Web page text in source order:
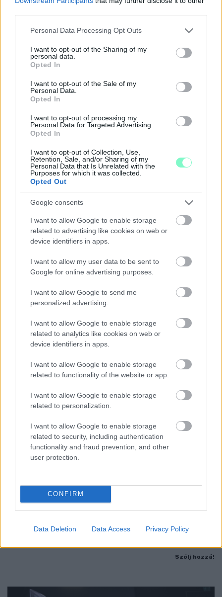
Please note that this website/app uses one or more Google
not limited to your visit or usage behaviour. You may click to
grant or deny consent to Google and its third-party tags to
use your data for below specified purposes in below Google
consent section.
Personal Data Processing Opt Outs
I want to opt-out of the Sharing of my
personal data.
Opted In
I want to opt-out of the Sale of my
Personal Data.
Opted In
I want to opt-out of processing my
Personal Data for Targeted Advertising.
Opted In
I want to opt-out of Collection, Use,
Retention, Sale, and/or Sharing of my
Personal Data that Is Unrelated with the
Purposes for which it was collected.
Opted Out
Google consents
I want to allow Google to enable storage
related to advertising like cookies on web or
device identifiers in apps.
I want to allow my user data to be sent to
Google for online advertising purposes.
I want to allow Google to send me
personalized advertising.
I want to allow Google to enable storage
related to analytics like cookies on web or
device identifiers in apps.
I want to allow Google to enable storage
related to functionality of the website or app.
I want to allow Google to enable storage
related to personalization.
I want to allow Google to enable storage
related to security, including authentication
functionality and fraud prevention, and other
user protection.
CONFIRM
Data Deletion Data Access Privacy Policy
Ahogy tavaszodik és a nap egyre tovább marad velünk, sokaknak
Szólj hozzá!
ÖRÖMHÍR: TÍZ ÉVE NEM VOLT ILYEN ALACSONY AZ
INFLÁCIÓ MAGYARORSZÁGON
Júliusban mindössze 1,2 százalékkal emelkedtek éves
összevetésben a fogyasztói árak, miközben az élelmiszerek ára
Szólj hozzá!
KIVÁLÓ PROGRAM VÁR MINDENKIT EZEN A HÉTVÉGÉN
GYŐRBEN
Majka koncert, jóga szeánsz, “borhajózás” és egy csomó minden
Szólj hozzá!